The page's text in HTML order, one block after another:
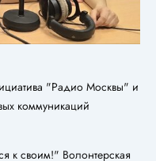
"Радио Москвы" и
коммуникаций
к своим!" Волонтерская